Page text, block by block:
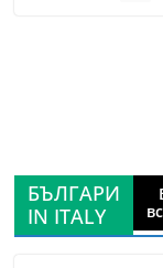
БЪЛГАРИ
IN ITALY